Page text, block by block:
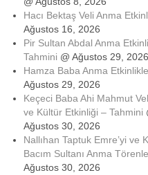
Hacı Bektaş Veli Anma
Ağustos 16, 2026
Pir Sultan Abdal Anma
Tahmini @ Ağustos 29, 2026
Hamza Baba Anma
Ağustos 29, 2026
Keçeci Baba Ahi Mahmut
ve Kültür Etkinliği – Tahmini
Ağustos 30, 2026
Nallıhan Taptuk Emre’yi ve
Bacım Sultanı Anma
Ağustos 30, 2026